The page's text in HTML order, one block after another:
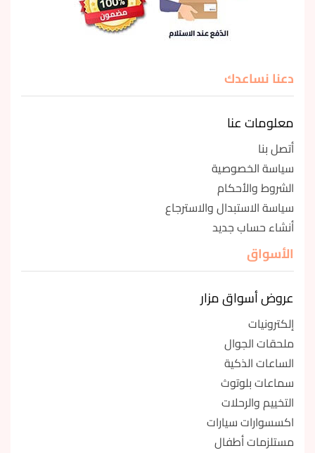
دعنا نساعدك
معلومات عنا
أتصل بنا
سياسة الخصوصية
الشروط والأحكام
سياسة الاستبدال والاسترجاع
أنشاء حساب جديد
الأسواق
عروض أسواق مزار
إلكترونيات
ملحقات الجوال
الساعات الذكية
سماعات بلوتوث
التخييم والرحلات
اكسسوارات سيارات
مستلزمات أطفال